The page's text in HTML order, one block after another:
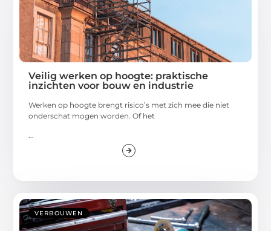
Veilig werken op hoogte: praktische
inzichten voor bouw en industrie
Werken op hoogte brengt risico’s met zich mee die niet
onderschat mogen worden. Of het
...
VERBOUWEN